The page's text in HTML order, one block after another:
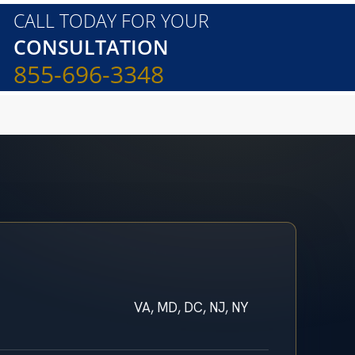
CALL TODAY FOR YOUR
CONSULTATION
855-696-3348
VA, MD, DC, NJ, NY